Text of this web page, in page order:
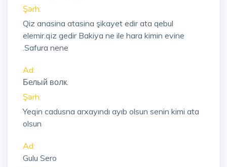
Şərh:
Qiz anasina atasina şikayet edir ata qebul
elemir.qiz gedir Bakiya ne ile hara kimin evine
.Safura nene
Ad:
Белый волк.
Şərh:
Yeqin cadusna arxayındı ayıb olsun senin kimi ata
olsun
Ad:
Gulu Sero